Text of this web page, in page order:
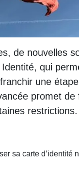
de nouvelles
qui
une
promet
restrictions.
sa carte d’identité